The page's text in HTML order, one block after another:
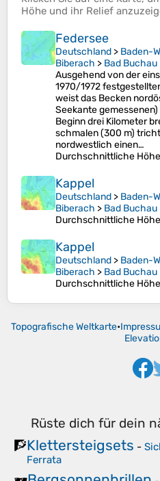
Höhe und ihr Relief
Federsee
Deutschland > Baden-
Biberach > Bad Buchau
Ausgehend von der
1970/1972
weist das Becken
Seekante
Beginn drei Kilometer
schmalen (300 m)
nordwestlich einen…
Durchschnittliche Höhe
Kappel
Deutschland > Baden-
Biberach > Bad Buchau
Durchschnittliche Höhe
Kappel
Deutschland > Baden-
Biberach > Bad Buchau
Durchschnittliche Höhe
Topografische Weltkarte•
Rüste dich für dein
🧗Klettersteigsets -
Ferrata